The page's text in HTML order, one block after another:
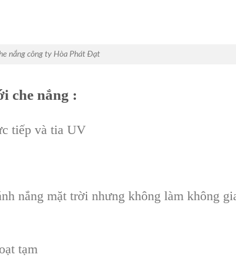
nắng công ty Hòa Phát Đạt
che nắng :
tiếp và tia UV
nắng mặt trời nhưng không làm không
tạm